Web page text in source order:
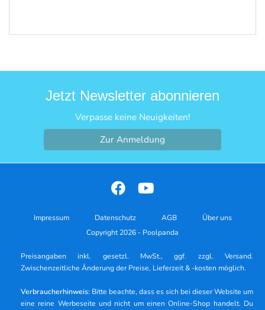
Jetzt Newsletter abonnieren
Verpasse keine Neuigkeiten!
Zur Anmeldung
Impressum Datenschutz AGB
Über uns
Copyright 2026 - Poolpanda
Preisangaben inkl. gesetzl. MwSt., ggf. zzgl. Versand.
Zwischenzeitliche Änderung der Preise, Lieferzeit & -kosten möglich.
Verbraucherhinweis: Bitte beachte, dass es sich bei dieser Website um
eine reine Werbeseite und nicht um einen Online-Shop handelt. Du